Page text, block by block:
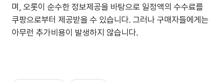
며, 오롯이 순수한 정보제공을 바탕으로 일정액의 수수료를
쿠팡으로부터 제공받을 수 있습니다. 그러나 구매자들에게는
아무런 추가비용이 발생하지 않습니다.